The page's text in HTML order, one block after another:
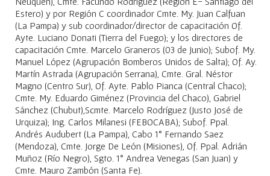
Estero) y por Región C coordinador Cmte. My. Juan Calfuan
(La Pampa) y sub coordinador/director de capacitación Of.
Ayte. Luciano Donati (Tierra del Fuego); y los directores de
capacitación Cmte. Marcelo Graneros (03 de Junio); Subof. My.
Manuel López (Agrupación Bomberos Unidos de Salta); Of. Ay.
Martín Astrada (Agrupación Serrana), Cmte. Gral. Néstor
Magno (Centro Sur), Of. Ayte. Pablo Pianca (Central Chaco);
Cmte. My. Eduardo Giménez (Provincia del Chaco), Gabriel
Sánchez (Chubut),Scmte. Marcelo Rodríguez (Justo José de
Urquiza); Ing. Carlos Milanesi (FEBOCABA); Subof. Ppal.
Andrés Audubert (La Pampa), Cabo 1° Fernando Saez
(Mendoza), Cmte. Jorge De León (Misiones), Of. Ppal. Adrián
Muñoz (Río Negro), Sgto. 1° Andrea Venegas (San Juan) y
Cmte. Mauro Zambón (Santa Fe).